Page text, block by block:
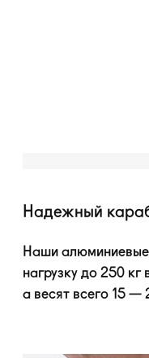
Надежный
Наши
нагрузку до 250 кг
а весят всего 15 —